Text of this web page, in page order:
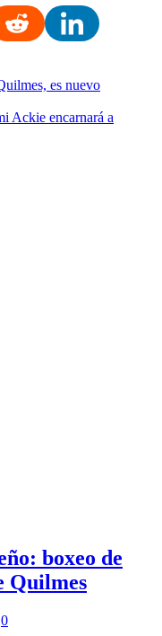
es nuevo
Ackie encarnará a
boxeo de
Quilmes
0